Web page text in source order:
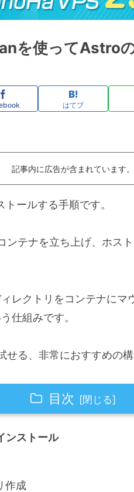
を使ってAstro
はてブ
記事内に広告が含まれています。
ールする手順です。
ンテナを立ち上げ、ホス
レクトリをコンテナに
仕組みです。
る、非常におすすめの構
目次
ンストール
作成